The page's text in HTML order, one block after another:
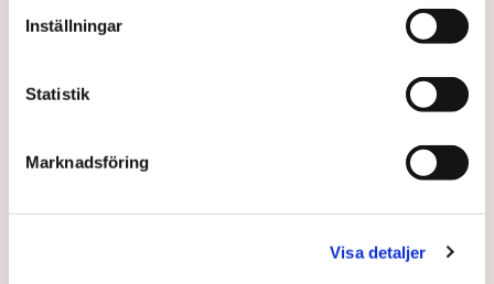
Inställningar
Statistik
Marknadsföring
Visa detaljer
avvisa dem: ”Upptrappning
Torvtäkten i Grimsås har stoppats av aktivister